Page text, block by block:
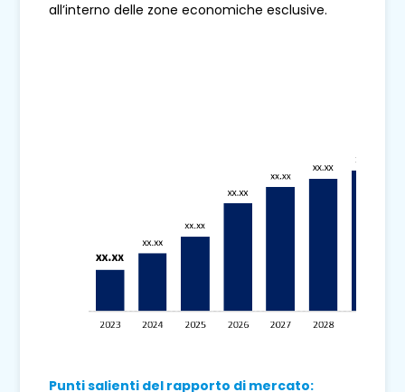
all’interno delle zone economiche esclusive.
Punti salienti del rapporto di mercato: